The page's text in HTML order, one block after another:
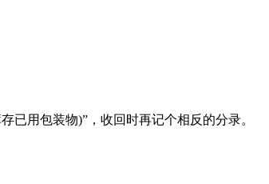
用包装物)”，收回时再记个相反的分录。